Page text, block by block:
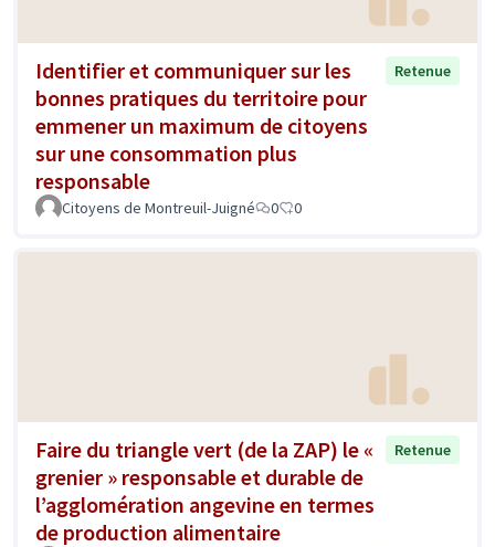
Identifier et communiquer sur les
bonnes pratiques du territoire pour
emmener un maximum de citoyens
sur une consommation plus
responsable
Retenue
Citoyens de Montreuil-Juigné 0 0
Faire du triangle vert (de la ZAP) le «
grenier » responsable et durable de
l’agglomération angevine en termes
de production alimentaire
Retenue